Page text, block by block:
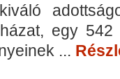
egy 542
...